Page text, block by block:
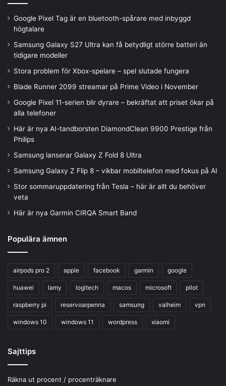
Google Pixel Tag är en bluetooth-spårare med inbyggd
högtalare
Samsung Galaxy S27 Ultra kan få betydligt större batteri än
tidigare modeller
Stora problem för Xbox-spelare – spel slutade fungera
Blade Runner 2099 streamar på Prime Video i November
Google Pixel 11-serien blir dyrare – bekräftat att priset ökar på
alla telefoner
Här är nya AI-tandborsten DiamondClean 9900 Prestige från
Philips
Samsung lanserar Galaxy Z Fold 8 Ultra
Samsung Galaxy Z Flip 8 – vikbar mobiltelefon med fokus på AI
Stor sommaruppdatering från Tesla – här är allt du behöver
veta
Här är nya Garmin CIRQA Smart Band
Populära ämnen
airpods pro 2 apple facebook garmin google
huawei lamy logitech macos microsoft pilot
raspberry pi reservoarpenna samsung valheim vpn
windows 10 windows 11 wordpress xiaomi
Sajttips
Räkna ut procent / procenträknare